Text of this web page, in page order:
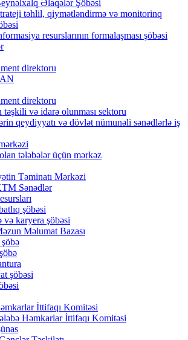
Əlaqələr Şöbəsi
təhlil, qiymətləndirmə və monitorinq
resurslarının formalaşması şöbəsi
direktoru
direktoru
təşkili və idarə olunması sektoru
qeydiyyatı və dövlət nümunəli sənədlərlə iş
tələbələr üçün mərkəz
Təminatı Mərkəzi
Sənədlər
şöbəsi
və karyera şöbəsi
Məlumat Bazası
şöbəsi
İttifaqı Komitəsi
Həmkarlar İttifaqı Komitəsi